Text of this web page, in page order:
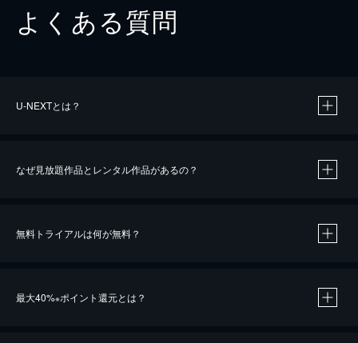
よくある質問
U-NEXTとは？
なぜ見放題作品とレンタル作品があるの？
無料トライアルは何が無料？
最大40%※ポイント還元とは？